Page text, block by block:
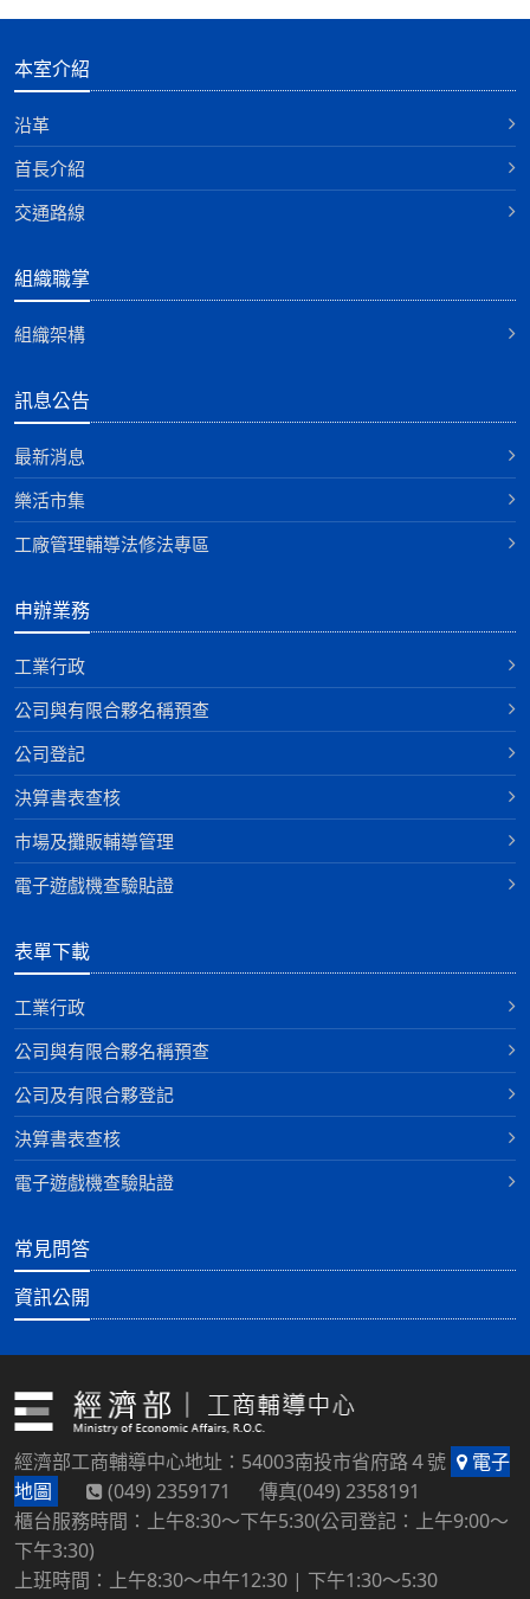
本室介紹
沿革
首長介紹
交通路線
組織職掌
組織架構
訊息公告
最新消息
樂活市集
工廠管理輔導法修法專區
申辦業務
工業行政
公司與有限合夥名稱預查
公司登記
決算書表查核
巿場及攤販輔導管理
電子遊戲機查驗貼證
表單下載
工業行政
公司與有限合夥名稱預查
公司及有限合夥登記
決算書表查核
電子遊戲機查驗貼證
常見問答
資訊公開
經濟部工商輔導中心地址：54003南投市省府路４號
電子
地圖
(049) 2359171 傳真(049) 2358191
櫃台服務時間：上午8:30～下午5:30(公司登記：上午9:00～
下午3:30)
上班時間：上午8:30～中午12:30 | 下午1:30～5:30